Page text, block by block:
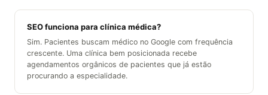
SEO funciona para clínica médica?
Sim. Pacientes buscam médico no Google com frequência
crescente. Uma clínica bem posicionada recebe
agendamentos orgânicos de pacientes que já estão
procurando a especialidade.